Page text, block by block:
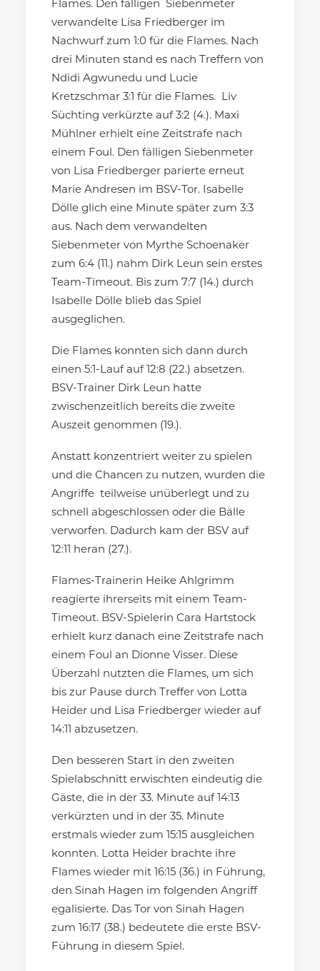
Flames. Den fälligen Siebenmeter
verwandelte Lisa Friedberger im
Nachwurf zum 1:0 für die Flames. Nach
drei Minuten stand es nach Treffern von
Ndidi Agwunedu und Lucie
Kretzschmar 3:1 für die Flames. Liv
Süchting verkürzte auf 3:2 (4.). Maxi
Mühlner erhielt eine Zeitstrafe nach
einem Foul. Den fälligen Siebenmeter
von Lisa Friedberger parierte erneut
Marie Andresen im BSV-Tor. Isabelle
Dölle glich eine Minute später zum 3:3
aus. Nach dem verwandelten
Siebenmeter von Myrthe Schoenaker
zum 6:4 (11.) nahm Dirk Leun sein erstes
Team-Timeout. Bis zum 7:7 (14.) durch
Isabelle Dölle blieb das Spiel
ausgeglichen.
Die Flames konnten sich dann durch
einen 5:1-Lauf auf 12:8 (22.) absetzen.
BSV-Trainer Dirk Leun hatte
zwischenzeitlich bereits die zweite
Auszeit genommen (19.).
Anstatt konzentriert weiter zu spielen
und die Chancen zu nutzen, wurden die
Angriffe teilweise unüberlegt und zu
schnell abgeschlossen oder die Bälle
verworfen. Dadurch kam der BSV auf
12:11 heran (27.).
Flames-Trainerin Heike Ahlgrimm
reagierte ihrerseits mit einem Team-
Timeout. BSV-Spielerin Cara Hartstock
erhielt kurz danach eine Zeitstrafe nach
einem Foul an Dionne Visser. Diese
Überzahl nutzten die Flames, um sich
bis zur Pause durch Treffer von Lotta
Heider und Lisa Friedberger wieder auf
14:11 abzusetzen.
Den besseren Start in den zweiten
Spielabschnitt erwischten eindeutig die
Gäste, die in der 33. Minute auf 14:13
verkürzten und in der 35. Minute
erstmals wieder zum 15:15 ausgleichen
konnten. Lotta Heider brachte ihre
Flames wieder mit 16:15 (36.) in Führung,
den Sinah Hagen im folgenden Angriff
egalisierte. Das Tor von Sinah Hagen
zum 16:17 (38.) bedeutete die erste BSV-
Führung in diesem Spiel.